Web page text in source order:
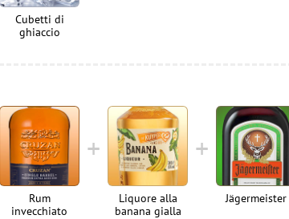
Cubetti di
ghiaccio
Rum
invecchiato
Liquore alla
banana gialla
Jägermeister